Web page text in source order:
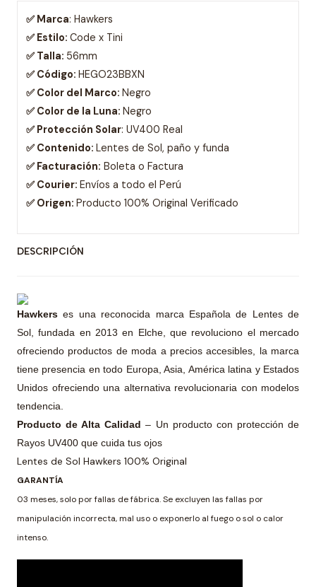
✅ Marca: Hawkers
✅ Estilo: Code x Tini
✅ Talla: 56mm
✅ Código: HEGO23BBXN
✅ Color del Marco: Negro
✅ Color de la Luna: Negro
✅ Protección Solar: UV400 Real
✅ Contenido: Lentes de Sol, paño y funda
✅ Facturación: Boleta o Factura
✅ Courier: Envíos a todo el Perú
✅ Origen: Producto 100% Original Verificado
DESCRIPCIÓN
Hawkerses una reconocida marca Española de Lentes de
Sol, fundada en 2013 en Elche, que revoluciono el mercado
ofreciendo productos de moda a precios accesibles, la marca
tiene presencia en todo Europa, Asia, América latina y Estados
Unidos ofreciendo una alternativa revolucionaria con modelos
tendencia.
Producto de Alta Calidad– Un producto con protección de
Rayos UV400 que cuida tus ojos
Lentes de Sol Hawkers 100% Original
GARANTÍA
03 meses, solo por fallas de fábrica. Se excluyen las fallas por
manipulación incorrecta, mal uso o exponerlo al fuego o sol o calor
intenso.